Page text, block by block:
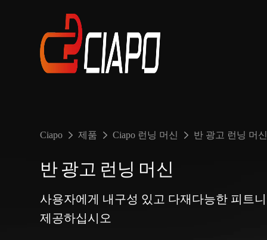
Ciapo 제품 Ciapo 런닝 머신 반 광고 런닝 머신
반 광고 런닝 머신
사용자에게 내구성 있고 다재다능한 피트
제공하십시오